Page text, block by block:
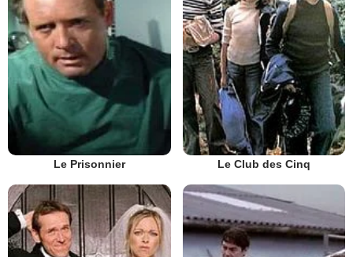
Le Prisonnier Le Club des Cinq